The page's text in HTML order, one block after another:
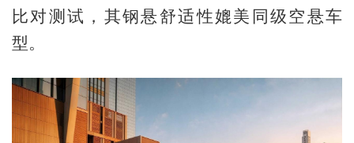
比对测试，其钢悬舒适性媲美同级空悬车
型。